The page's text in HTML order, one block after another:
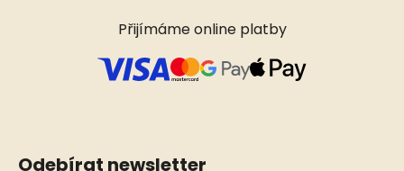
Přijímáme online platby
Odebírat newsletter